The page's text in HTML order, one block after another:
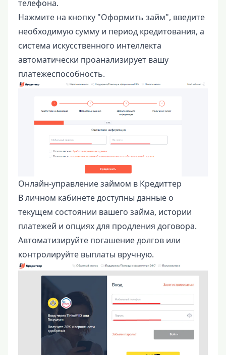
телефона.
Нажмите на кнопку "Оформить займ", введите
необходимую сумму и период кредитования, а
система искусственного интеллекта
автоматически проанализирует вашу
платежеспособность.
Онлайн-управление займом в Кредиттер
В личном кабинете доступны данные о
текущем состоянии вашего займа, истории
платежей и опциях для продления договора.
Автоматизируйте погашение долгов или
контролируйте выплаты вручную.